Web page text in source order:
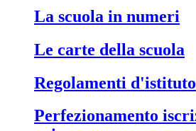
la scuola in numeri
le carte della scuola
regolamenti d'istituto
perfezionamento iscrizioni classi